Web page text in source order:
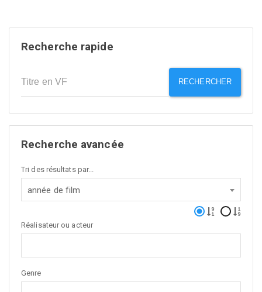
Recherche rapide
RECHERCHER
Recherche avancée
Tri des résultats par...
année de film
Réalisateur ou acteur
Genre